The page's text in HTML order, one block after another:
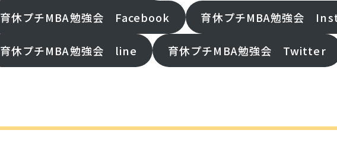
育休プチMBA勉強会 Facebook 育休プチMBA勉強会
育休プチMBA勉強会 line 育休プチMBA勉強会 Twitter